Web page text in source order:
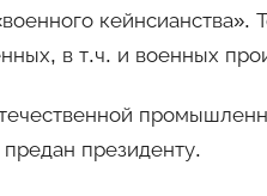
кейнсианства».
в т.ч. и военных
президенту.